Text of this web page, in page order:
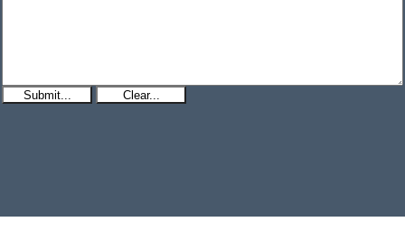
Submit... Clear...